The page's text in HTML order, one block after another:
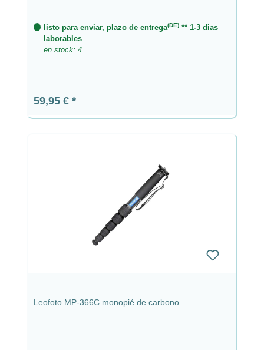
listo para enviar, plazo de entrega(DE) ** 1-3 dias
laborables
en stock: 4
Precio normal:
59,95 €
Leofoto MP-366C monopié de carbono